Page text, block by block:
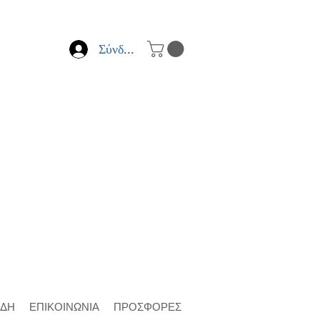
Σύνδεση
ΕΠΙΚΟΙΝΩΝΙΑ ΠΡΟΣΦΟΡΕΣ